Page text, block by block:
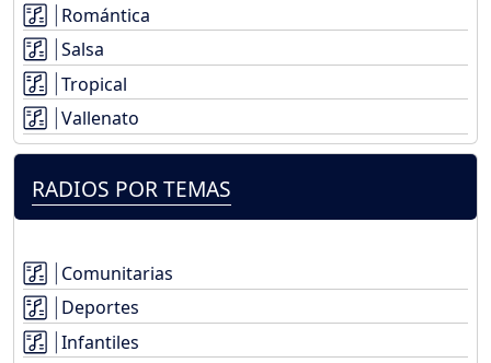
Romántica
Salsa
Tropical
Vallenato
RADIOS POR TEMAS
Comunitarias
Deportes
Infantiles